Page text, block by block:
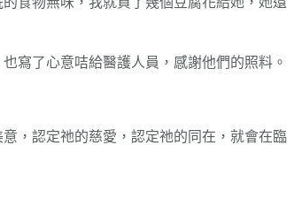
寫了心意咭給醫護人員，感謝他們的照料。
，認定祂的慈愛，認定祂的同在，就會在臨